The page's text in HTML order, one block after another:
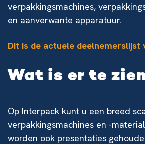
verpakkingsmachines,
en aanverwante apparatuur.
Dit is de actuele deelnemerslijst
Wat is er te
Op Interpack kunt u een breed
verpakkingsmachines en -
worden ook presentaties